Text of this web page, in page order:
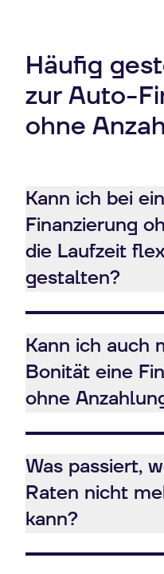
Häufig
zur Auto-
ohne
Kann ich bei
Finanzierung
die Laufzeit
gestalten?
Kann ich auch
Bonität eine
ohne
Was passiert,
Raten nicht
kann?